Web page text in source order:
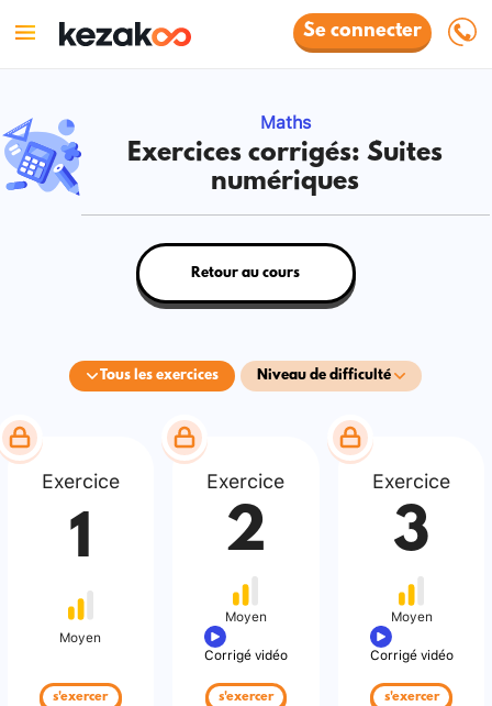
Se connecter
Maths
Exercices corrigés: Suites
numériques
Tous les exercices Niveau de difficulté
Retour au cours
Exercice
1
Moyen
s'exercer
Exercice
2
Moyen
Corrigé vidéo
s'exercer
Exercice
3
Moyen
Corrigé vidéo
s'exercer